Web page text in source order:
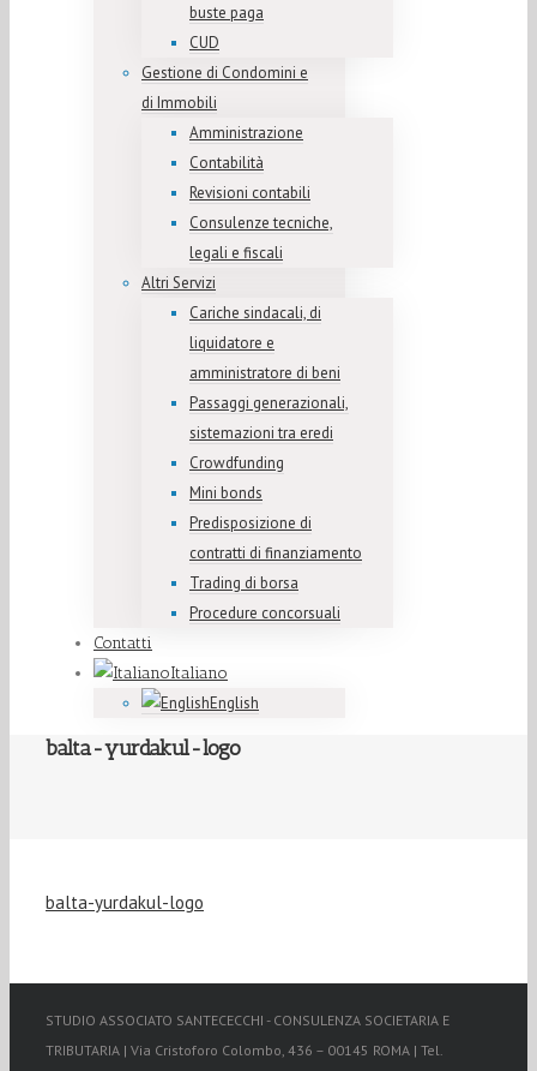
buste paga
CUD
Gestione di Condomini e
di Immobili
Amministrazione
Contabilità
Revisioni contabili
Consulenze tecniche,
legali e fiscali
Altri Servizi
Cariche sindacali, di
liquidatore e
amministratore di beni
Passaggi generazionali,
sistemazioni tra eredi
Crowdfunding
Mini bonds
Predisposizione di
contratti di finanziamento
Trading di borsa
Procedure concorsuali
Contatti
Italiano
English
balta-yurdakul-logo
balta-yurdakul-logo
STUDIO ASSOCIATO SANTECECCHI - CONSULENZA SOCIETARIA E
TRIBUTARIA | Via Cristoforo Colombo, 436 – 00145 ROMA | Tel.